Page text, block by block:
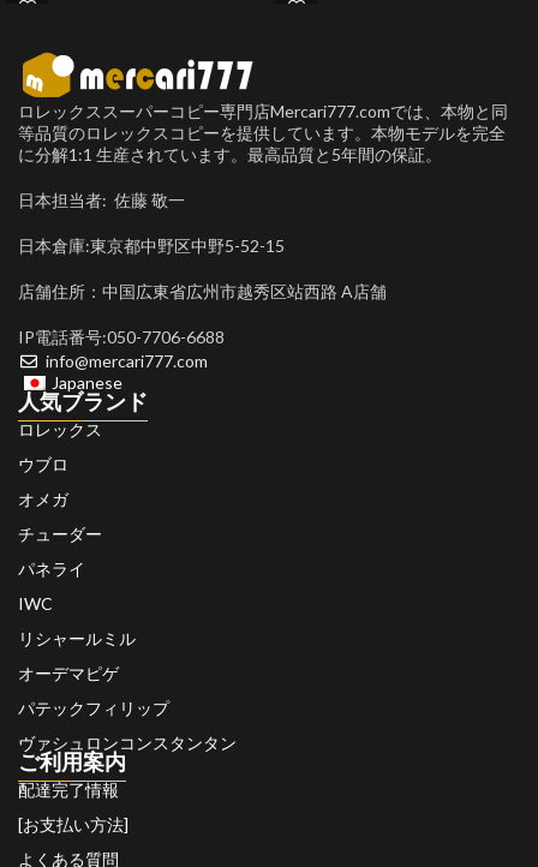
ロレックススーパーコピー専門店Mercari777.comでは、本物と同
等品質のロレックスコピーを提供しています。本物モデルを完全
に分解1:1 生産されています。最高品質と5年間の保証。
日本担当者: 佐藤 敬一
日本倉庫:東京都中野区中野5-52-15
店舗住所：中国広東省広州市越秀区站西路 A店舗
IP電話番号:050-7706-6688
info@mercari777.com
Japanese
人気ブランド
ロレックス
ウブロ
オメガ
チューダー
パネライ
IWC
リシャールミル
オーデマピゲ
パテックフィリップ
ヴァシュロンコンスタンタン
ご利用案内
配達完了情報
[お支払い方法]
よくある質問